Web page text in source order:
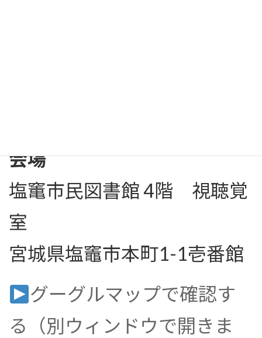
会場
塩竃市民図書館 4階 視聴覚
室
宮城県塩竈市本町1-1壱番館
グーグルマップで確認す
る（別ウィンドウで開きま